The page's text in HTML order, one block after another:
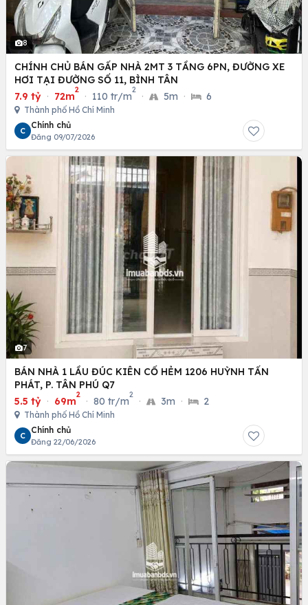
8
CHÍNH CHỦ BÁN GẤP NHÀ 2MT 3 TẦNG 6PN, ĐƯỜNG XE
HƠI TẠI ĐƯỜNG SỐ 11, BÌNH TÂN
7.9 tỷ · 72m
2
· 110 tr/m
2
· 5m · 6
Thành phố Hồ Chí Minh
C
Chính chủ
Đăng 09/07/2026
7
BÁN NHÀ 1 LẦU ĐÚC KIÊN CỐ HẺM 1206 HUỲNH TẤN
PHÁT, P. TÂN PHÚ Q7
5.5 tỷ · 69m
2
· 80 tr/m
2
· 3m · 2
Thành phố Hồ Chí Minh
C
Chính chủ
Đăng 22/06/2026